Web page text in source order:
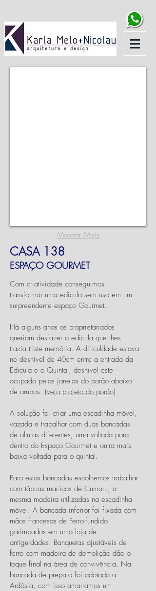
CASA 138
ESPAÇO GOURMET
Com criatividade conseguimos
transformar uma edicula sem uso em um
surpreendente espaço Gourmet.
Há alguns anos os proprietariados
queriam desfazer a edicula que lhes
trazia triste memória. A dificuldade estava
no desnível de 40cm entre a entrada da
Edicula e o Quintal, desnivel este
ocupado pelas janelas do porão abaixo
de ambos. (veja projeto do porão)
A solução foi criar uma escadinha móvel,
vazada e trabalhar com duas bancadas
de alturas diferentes, uma voltada para
dentro do Espaço Gourmet e outra mais
baixa voltada para o quintal.
Para estas bancadas escolhemos trabalhar
com tábuas maciças de Cumaru, a
mesma madeira utilizadas na escadinha
móvel. A bancada inferior foi fixada com
mãos francesas de Ferro-fundido
garimpadas em uma loja de
antiguidades. Banquetas ajustáveis de
ferro com madeira de demolição dão o
toque final na área de convivência. Na
bancada de preparo foi adotada a
Ardósia, com isso amarramos um
Mostrar Mais